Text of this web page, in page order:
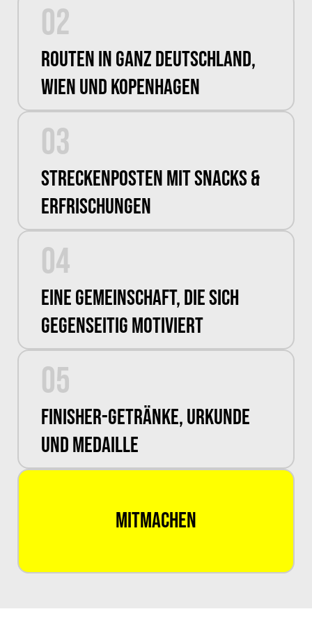
02
Routen in ganz Deutschland,
Wien und Kopenhagen
03
Streckenposten mit Snacks &
Erfrischungen
04
Eine Gemeinschaft, die sich
gegenseitig motiviert
05
Finisher-Getränke, Urkunde
und Medaille
mitmachen